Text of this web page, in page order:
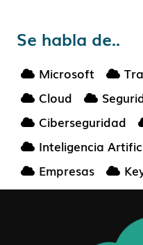
Se habla de..
Microsoft
Cloud
Ciberseguridad
Inteligencia
Empresas